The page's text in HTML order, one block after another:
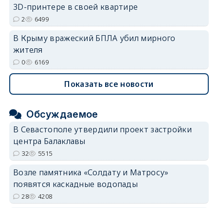
3D-принтере в своей квартире
2 6499
В Крыму вражеский БПЛА убил мирного
жителя
0 6169
Показать все новости
Обсуждаемое
В Севастополе утвердили проект застройки
центра Балаклавы
32 5515
Возле памятника «Солдату и Матросу»
появятся каскадные водопады
28 4208